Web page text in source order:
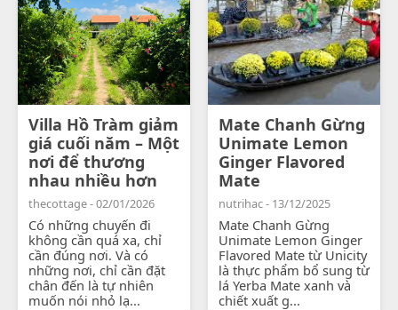
Villa Hồ Tràm giảm
giá cuối năm – Một
nơi để thương
nhau nhiều hơn
thecottage - 02/01/2026
Có những chuyến đi
không cần quá xa, chỉ
cần đúng nơi. Và có
những nơi, chỉ cần đặt
chân đến là tự nhiên
muốn nói nhỏ lạ...
Mate Chanh Gừng
Unimate Lemon
Ginger Flavored
Mate
nutrihac - 13/12/2025
Mate Chanh Gừng
Unimate Lemon Ginger
Flavored Mate từ Unicity
là thực phẩm bổ sung từ
lá Yerba Mate xanh và
chiết xuất g...